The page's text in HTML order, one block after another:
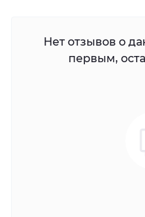
Нет отзывов о
первым,